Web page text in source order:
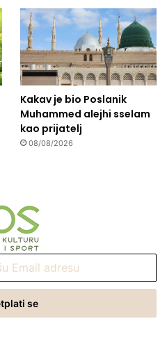
Kakav je bio Poslanik
Muhammed alejhi sselam
kao prijatelj
08/08/2026